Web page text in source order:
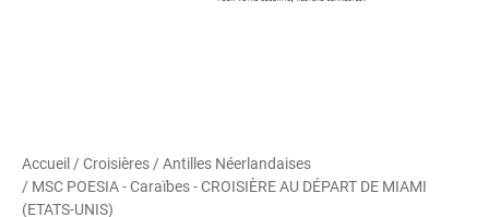
Accueil /Croisières / Antilles Néerlandaises
/ MSC POESIA - Caraïbes - CROISIÈRE AU DÉPART DE MIAMI
(ETATS-UNIS)